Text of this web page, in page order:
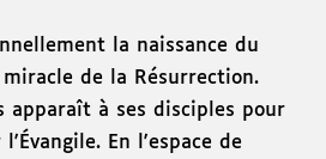
la naissance du
de la Résurrection.
apparaît à ses disciples pour
En l'espace de